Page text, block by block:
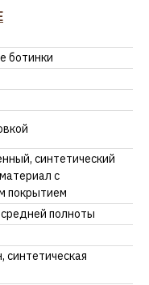
ботинки
синтетический
с
покрытием
полноты
синтетическая